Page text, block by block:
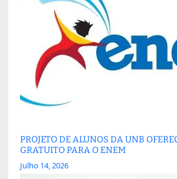
PROJETO DE ALUNOS DA UNB
GRATUITO PARA O ENEM
Julho 14, 2026